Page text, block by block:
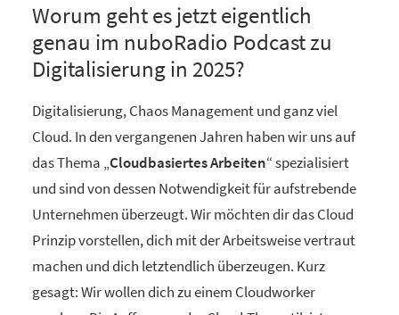
Worum geht es jetzt eigentlich
genau im nuboRadio Podcast zu
Digitalisierung in 2025?
Digitalisierung, Chaos Management und ganz viel
Cloud. In den vergangenen Jahren haben wir uns auf
das Thema „Cloudbasiertes Arbeiten“ spezialisiert
und sind von dessen Notwendigkeit für aufstrebende
Unternehmen überzeugt. Wir möchten dir das Cloud
Prinzip vorstellen, dich mit der Arbeitsweise vertraut
machen und dich letztendlich überzeugen. Kurz
gesagt: Wir wollen dich zu einem Cloudworker